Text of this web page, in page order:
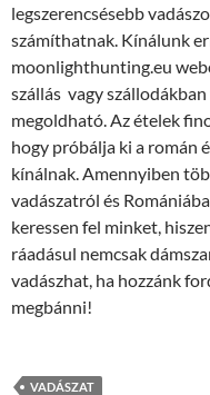
legszerencsésebb
számíthatnak. Kínálunk
moonlighthunting.eu
szállás vagy
megoldható. Az ételek
hogy próbálja ki a román
kínálnak. Amennyiben
vadászatról és
keressen fel minket,
ráadásul nemcsak
vadászhat, ha hozzánk
megbánni!
VADÁSZAT